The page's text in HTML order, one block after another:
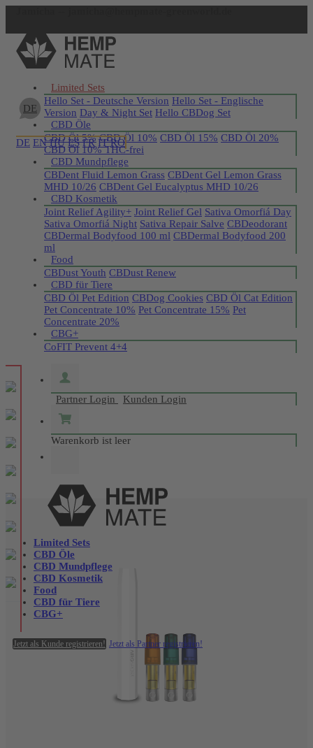
Jetzt registrieren
DE
DE EN HU ES FR IT RO
Limited Sets
Hello Set - Deutsche Version Hello Set - Englische
Version Day & Night Set Hello CBDog Set
CBD Öle
CBD Öl 5% CBD Öl 10% CBD Öl 15% CBD Öl 20%
CBD Öl 10% THC-frei
CBD Mundpflege
CBDent Fluid Lemon Grass CBDent Gel Lemon Grass
MHD 10/26 CBDent Gel Eucalyptus MHD 10/26
CBD Kosmetik
Joint Relief Agility+ Joint Relief Gel Sativa Omorfiá Day
Sativa Omorfiá Night Sativa Repair Salve CBDeodorant
CBDermal Bodyfood 100 ml CBDermal Bodyfood 200
ml
Food
CBDust Youth CBDust Renew
CBD für Tiere
CBD Öl Pet Edition CBDog Cookies CBD Öl Cat Edition
Pet Concentrate 10% Pet Concentrate 15% Pet
Concentrate 20%
CBG+
CoFIT Prevent 4+4
Partner Login Kunden Login
Warenkorb ist leer
Limited Sets
CBD Öle
CBD Mundpflege
CBD Kosmetik
Food
CBD für Tiere
CBG+
Jetzt als Kunde registrieren! Jetzt als Partner registrieren!